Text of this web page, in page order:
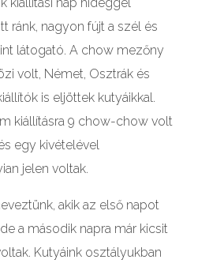
ránk, nagyon fújt a szél és
látogató. A chow mezőny
volt, Német, Osztrák és
is eljöttek kutyáikkal.
kiállításra 9 chow-chow volt
egy kivételével
jelen voltak.
akik az első napot
a második napra már kicsit
Kutyáink osztályukban